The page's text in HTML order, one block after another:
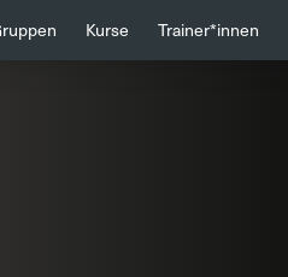
Kurse Trainer*innen